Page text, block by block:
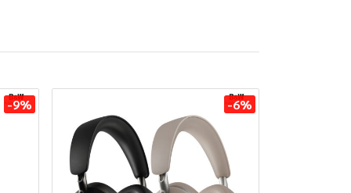
-9% -6%